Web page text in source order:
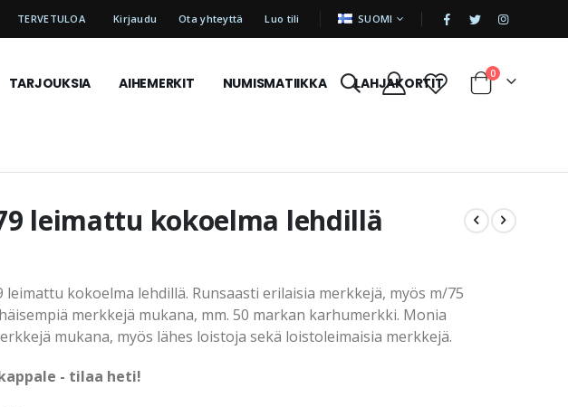
TERVETULOA Kirjaudu Ota yhteyttä Luo tili KIELI SUOMI |
TARJOUKSIA AIHEMERKIT NUMISMATIIKKA LAHJAKORTIT Cart
0tuotetta
leimattu kokoelma lehdillä
leimattu kokoelma lehdillä. Runsaasti erilaisia merkkejä, myös m/75
merkkejä mukana, mm. 50 markan karhumerkki. Monia
mukana, myös lähes loistoja sekä loistoleimaisia merkkejä.
- tilaa heti!